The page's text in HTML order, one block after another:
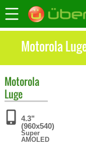
Motorola
Motorola
Luge
4.3"
(960x540)
Super
AMOLED